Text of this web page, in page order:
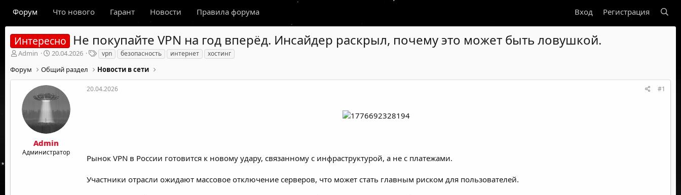
Форум Что нового Гарант Новости Правила форума Вход Регистрация
Интересно Не покупайте VPN на год вперёд. Инсайдер раскрыл, почему это может быть ловушкой.
А
т
о
м
Admin
Д
т
а
н
а
а
л
а
20.04.2026
Т
е
г
и
vpn безопасность интернет хостинг
Форум Общий раздел Новости в сети
Admin
Администратор
20.04.2026 #1
Рынок VPN в России готовится к новому удару, связанному с инфраструктурой, а не с платежами.
Участники отрасли ожидают массовое отключение серверов, что может стать главным риском для пользователей.